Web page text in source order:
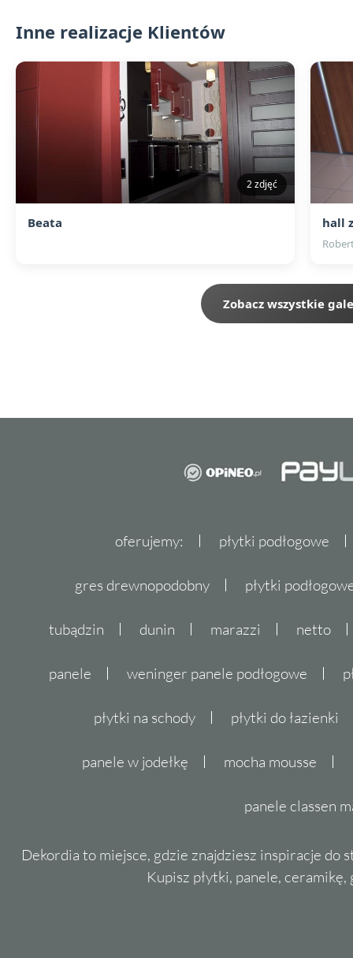
Inne realizacje Klientów
2 zdjęć
Beata hall
Zobacz wszystkie
oferujemy: płytki podłogowe
gres drewnopodobny płytki
tubądzin dunin marazzi netto
panele weninger panele podłogowe
płytki na schody płytki do łazienki
panele w jodełkę mocha mousse
panele classen
Dekordia to miejsce, gdzie znajdziesz inspiracje do
Kupisz płytki, panele,